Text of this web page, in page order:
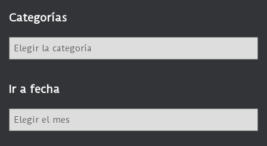
Categorías
e
g
o
í
Ir a fecha